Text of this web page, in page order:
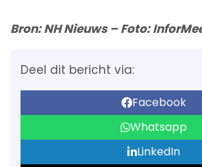
Bron: NH Nieuws – Foto:
Deel dit bericht via:
Facebook
Whatsapp
LinkedIn